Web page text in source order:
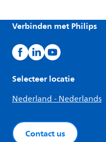
Verbinden met Philips
Selecteer locatie
Nederland - Nederlands
Contact us